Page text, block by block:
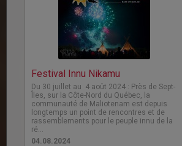
Festival Innu Nikamu
Du 30 juillet au 4 août 2024 : Près de Sept-
Îles, sur la Côte-Nord du Québec, la
communauté de Maliotenam est depuis
longtemps un point de rencontres et de
rassemblements pour le peuple innu de la
ré…
04.08.2024